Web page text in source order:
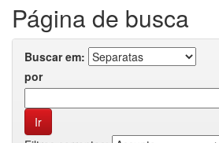
Página de busca
Buscar em:
por